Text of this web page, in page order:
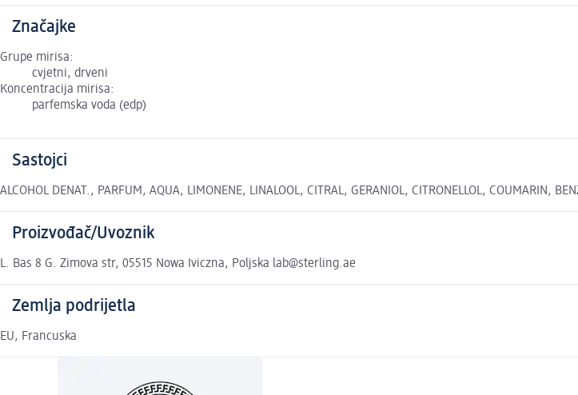
Značajke
Grupe mirisa:
cvjetni, drveni
Koncentracija mirisa:
parfemska voda (edp)
Sastojci
ALCOHOL DENAT., PARFUM, AQUA, LIMONENE, LINALOOL, CITRAL, GERANIOL, CITRONELLOL,
Proizvođač/Uvoznik
L. Bas 8 G. Zimova str, 05515 Nowa Iviczna, Poljska lab@sterling.ae
Zemlja podrijetla
EU, Francuska